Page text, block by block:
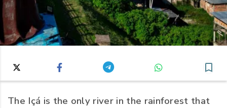
The Içá is the only river in the rainforest that